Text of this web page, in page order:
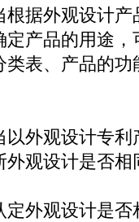
据外观设计产
产品的用途
表、产品的
外观设计专利
观设计是否相
外观设计是否